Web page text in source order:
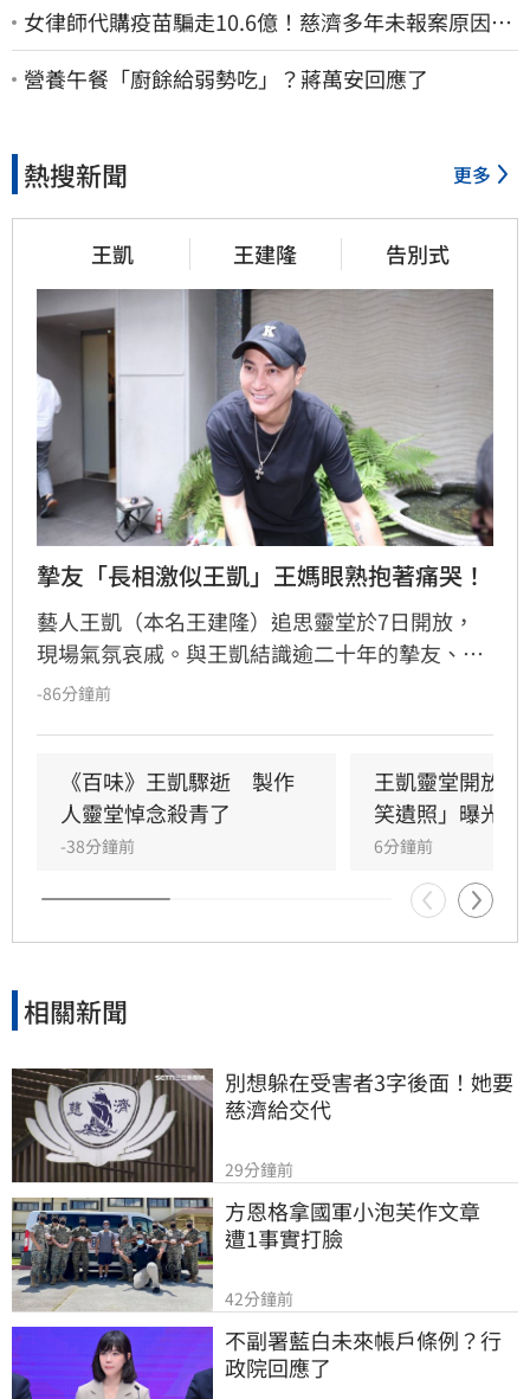
女律師代購疫苗騙走10.6億！慈濟多年未報案原因
曝：檢警上門才知被騙
營養午餐「廚餘給弱勢吃」？蔣萬安回應了
熱搜新聞 更多
王凱 王建隆 告別式
摯友「長相激似王凱」王媽眼熟抱著痛哭！
藝人王凱（本名王建隆）追思靈堂於7日開放，
現場氣氛哀戚。與王凱結識逾二十年的摯友、邱
瓈寬特助Jeff現身協助打點後事。由於兩人外貌
助，演藝圈大姐大邱瓈寬展現義氣，主動承擔治
喪事宜並指派Jeff全程留守，陪伴王凱走完人生
最後一程。這場深厚的兄弟情誼與邱瓈寬的溫暖
義舉，成為家屬在面臨驟變時最堅強的後盾，各
界也紛紛對這
-86分鐘前
《百味》王凱驟逝　製作
人靈堂悼念殺青了
-38分鐘前
王凱靈堂開放
笑遺照」曝光
6分鐘前
相關新聞
別想躲在受害者3字後面！她要
慈濟給交代
29分鐘前
方恩格拿國軍小泡芙作文章
遭1事實打臉
42分鐘前
不副署藍白未來帳戶條例？行
政院回應了